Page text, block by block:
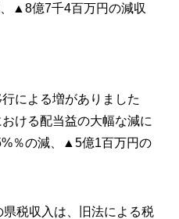
▲8億7千4百万円の減収
による増がありました
ける配当益の大幅な減に
％の減、▲5億1百万円の
税収入は、旧法による税